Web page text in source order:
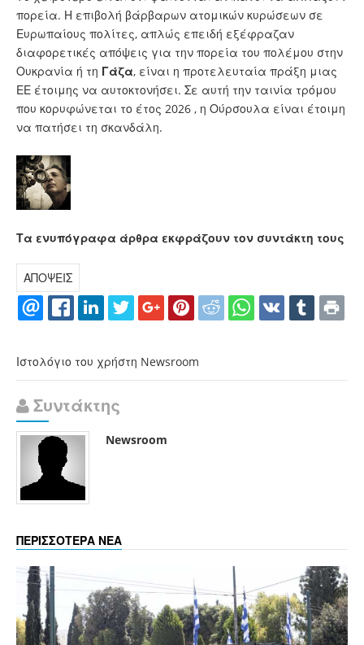
πορεία. Η επιβολή βάρβαρων ατομικών κυρώσεων σε
Ευρωπαίους πολίτες, απλώς επειδή εξέφραζαν
διαφορετικές απόψεις για την πορεία του πολέμου στην
Ουκρανία ή τη Γάζα, είναι η προτελευταία πράξη μιας
ΕΕ έτοιμης να αυτοκτονήσει. Σε αυτή την ταινία τρόμου
που κορυφώνεται το έτος 2026 , η Ούρσουλα είναι έτοιμη
να πατήσει τη σκανδάλη.
Τα ενυπόγραφα άρθρα εκφράζουν τον συντάκτη τους
ΑΠΟΨΕΙΣ
Ιστολόγιο του χρήστη Newsroom
Συντάκτης
Newsroom
ΠΕΡΙΣΣΟΤΕΡΑ ΝΕΑ